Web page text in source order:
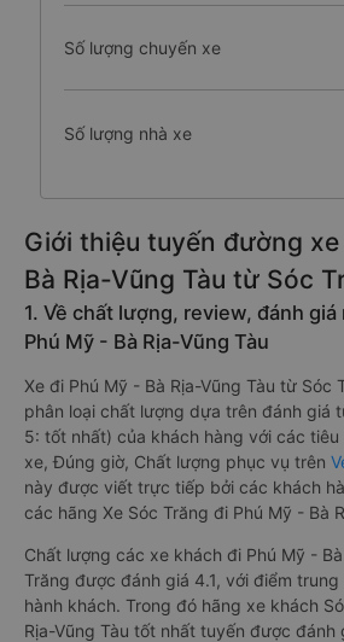
Số lượng chuyến xe
Số lượng nhà xe
Giới thiệu tuyến đường
Bà Rịa-Vũng Tàu từ Sóc
1. Về chất lượng, review, đánh giá
Phú Mỹ - Bà Rịa-Vũng Tàu
Xe đi Phú Mỹ - Bà Rịa-Vũng Tàu từ Sóc
phân loại chất lượng dựa trên đánh giá
5: tốt nhất) của khách hàng với các
xe, Đúng giờ, Chất lượng phục vụ trên
này được viết trực tiếp bởi các khách
các hãng Xe Sóc Trăng đi Phú Mỹ - Bà
Chất lượng các xe khách đi Phú Mỹ -
Trăng được đánh giá 4.1, với điểm
hành khách. Trong đó hãng xe khách
Rịa-Vũng Tàu tốt nhất tuyến được đánh